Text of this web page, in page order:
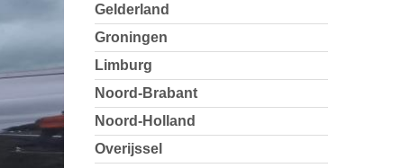
Gelderland
Groningen
Limburg
Noord-Brabant
Noord-Holland
Overijssel